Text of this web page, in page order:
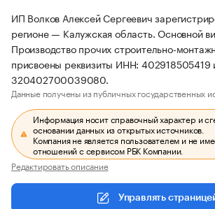
ИП Волков Алексей Сергеевич
регионе — Калужская область. Основной
Производство прочих строительно-
присвоены реквизиты ИНН:
320402700039080.
Данные получены из публичных государственных
Информация носит справочный характер и
основании данных из открытых источников.
Компания не является пользователем и не
отношений с сервисом РБК Компании.
Редактировать описание
Управлять